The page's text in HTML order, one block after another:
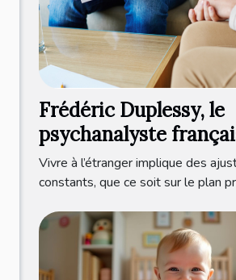
Frédéric Duplessy, le
psychanalyste
aux expatriés
Vivre à l’étranger implique des
constants, que ce soit sur le plan